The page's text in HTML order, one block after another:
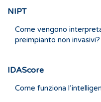
NIPT
Come vengono
preimpianto non invasivi?
IDAScore
Come funziona